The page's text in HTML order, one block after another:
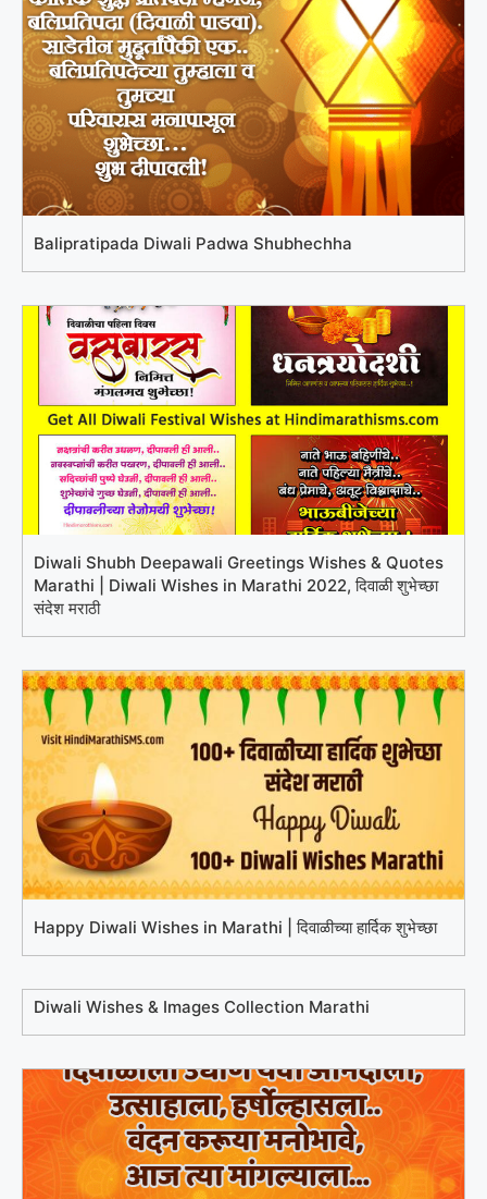
Balipratipada Diwali Padwa Shubhechha
Diwali Shubh Deepawali Greetings Wishes & Quotes
Marathi | Diwali Wishes in Marathi 2022, दिवाळी शुभेच्छा
संदेश मराठी
Happy Diwali Wishes in Marathi | दिवाळीच्या हार्दिक शुभेच्छा
Diwali Wishes & Images Collection Marathi